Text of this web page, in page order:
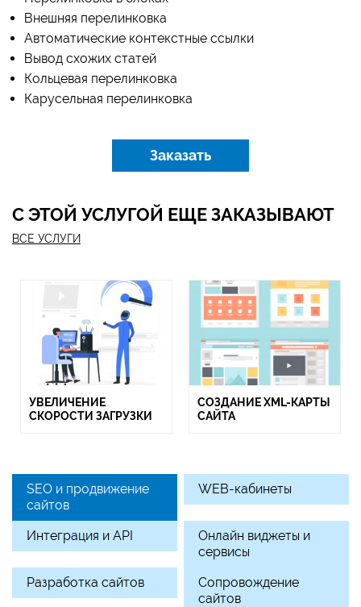
SEO и продвижение
сайтов
WEB-кабинеты
Интеграция и API
Онлайн виджеты и
сервисы
Разработка сайтов
Сопровождение
сайтов
Внешняя перелинковка
Автоматические контекстные ссылки
Вывод схожих статей
Кольцевая перелинковка
Карусельная перелинковка
Заказать
С ЭТОЙ УСЛУГОЙ ЕЩЕ ЗАКАЗЫВАЮТ
ВСЕ УСЛУГИ
УВЕЛИЧЕНИЕ
СКОРОСТИ ЗАГРУЗКИ
СОЗДАНИЕ XML-КАРТЫ
САЙТА